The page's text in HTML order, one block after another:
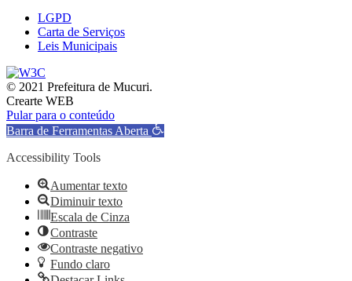
LGPD
Carta de Serviços
Leis Municipais
© 2021 Prefeitura de Mucuri.
Crearte WEB
Pular para o conteúdo
Barra de Ferramentas Aberta
Accessibility Tools
Aumentar texto
Diminuir texto
Escala de Cinza
Contraste
Contraste negativo
Fundo claro